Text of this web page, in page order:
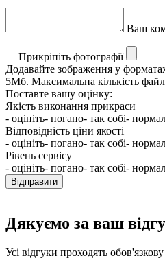
Ваш
Прикріпіть фотографії
Додавайте зображення у
5Мб. Максимальна кількість
Поставте вашу оцінку:
Якість виконання прикраси
- оцініть- погано- так собі-
Відповідність ціни якості
- оцініть- погано- так собі-
Рівень сервісу
- оцініть- погано- так собі-
Відправити
Дякуємо за ваш
Усі відгуки проходять